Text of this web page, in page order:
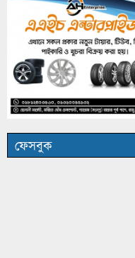
ফেসবুক